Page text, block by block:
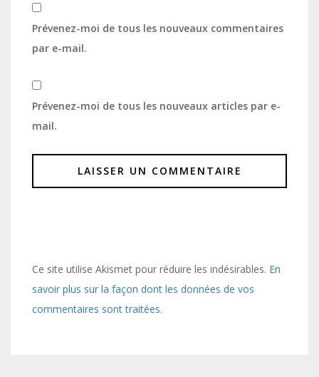
Prévenez-moi de tous les nouveaux commentaires
par e-mail.
Prévenez-moi de tous les nouveaux articles par e-
mail.
Ce site utilise Akismet pour réduire les indésirables. En
savoir plus sur la façon dont les données de vos
commentaires sont traitées.